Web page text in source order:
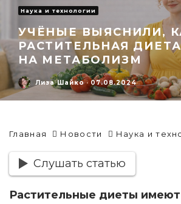
Наука и технологии
УЧЁНЫЕ ВЫЯСНИЛИ,
РАСТИТЕЛЬНАЯ
НА МЕТАБОЛИЗМ
Лиза Шайко · 07.08.2024
Главная Новости Наука и
Слушать статью
Растительные диеты имеют